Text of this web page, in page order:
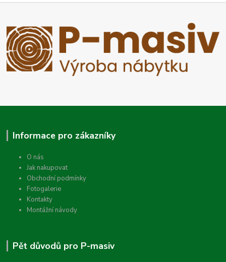
Informace pro zákazníky
O nás
Jak nakupovat
Obchodní podmínky
Fotogalerie
Kontakty
Montážní návody
Pět důvodů pro P-masiv